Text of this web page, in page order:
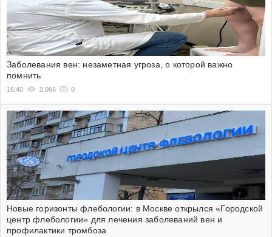
Заболевания вен: незаметная угроза, о которой важно
помнить
16:40 2 066 0
Новые горизонты флебологии: в Москве открылся «Городской
центр флебологии» для лечения заболеваний вен и
профилактики тромбоза